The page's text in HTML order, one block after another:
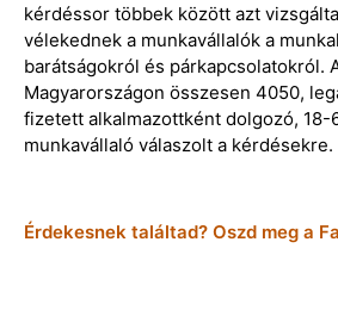
kérdéssor többek között azt
vélekednek a munkavállalók a
barátságokról és párkapcsolatokról.
Magyarországon összesen 4050,
fizetett alkalmazottként dolgozó, 18-
munkavállaló válaszolt a kérdésekre.
Érdekesnek találtad? Oszd meg a